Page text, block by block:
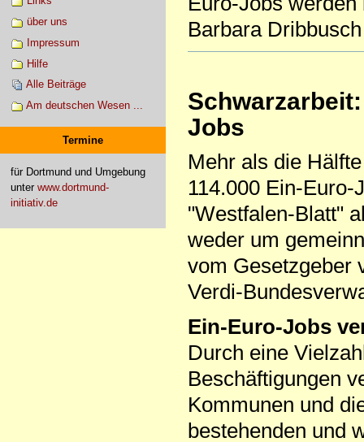
über uns
Impressum
Hilfe
Alle Beiträge
Am deutschen Wesen ...
Termine
für Dortmund und Umgebung
unter www.dortmund-
initiativ.de
Barbara
Jobs
Mehr als die
114.000 Ein-
"Westfalen-Blatt"
weder um
vom Gesetzgeber
Verdi-
Ein-Euro-Jobs
Durch eine
Beschäftigungen
Kommunen und
bestehenden und